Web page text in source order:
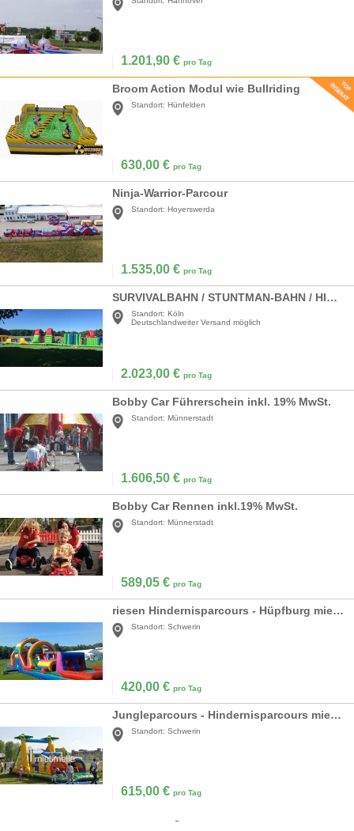
1.201,90 € pro Tag
Broom Action Modul wie Bullriding
Standort: Hünfelden
630,00 € pro Tag
Ninja-Warrior-Parcour
Standort: Hoyerswerda
1.535,00 € pro Tag
SURVIVALBAHN / STUNTMAN-BAHN / HINDERNIS-PARCOURS
Standort: Köln
Deutschlandweiter Versand möglich
2.023,00 € pro Tag
Bobby Car Führerschein inkl. 19% MwSt.
Standort: Münnerstadt
1.606,50 € pro Tag
Bobby Car Rennen inkl.19% MwSt.
Standort: Münnerstadt
589,05 € pro Tag
riesen Hindernisparcours - Hüpfburg mieten
Standort: Schwerin
420,00 € pro Tag
Jungleparcours - Hindernisparcours mieten
Standort: Schwerin
615,00 € pro Tag